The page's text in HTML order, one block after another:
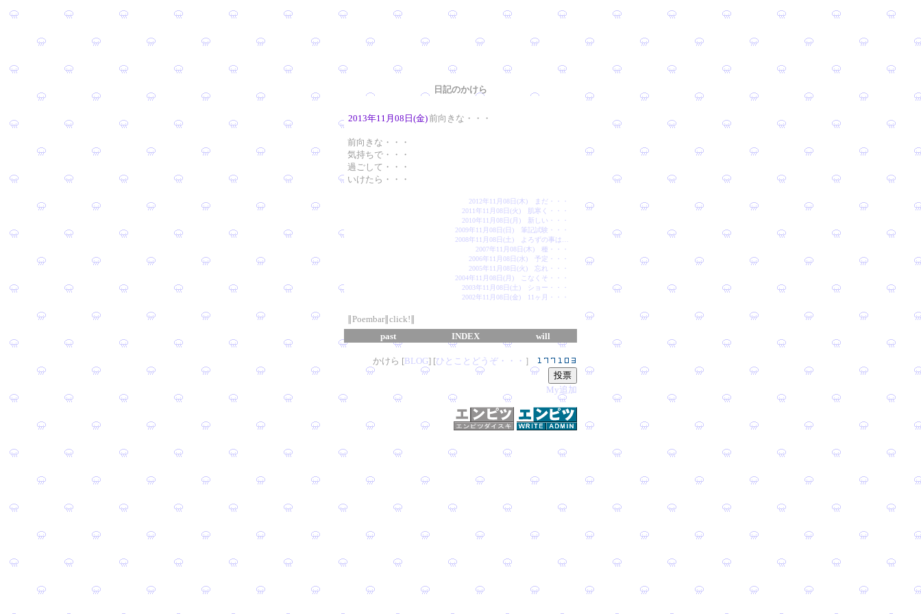
日記のかけら
2013年11月08日(金)前向きな・・・
前向きな・・・
気持ちで・・・
過ごして・・・
いけたら・・・
2012年11月08日(木) まだ・・・
2011年11月08日(火) 肌寒く・・・
2010年11月08日(月) 新しい・・・
2009年11月08日(日) 筆記試験・・・
2008年11月08日(土) よろずの事は…
2007年11月08日(木) 種・・・
2006年11月08日(水) 予定・・・
2005年11月08日(火) 忘れ・・・
2004年11月08日(月) こなくそ・・・
2003年11月08日(土) ショー・・・
2002年11月08日(金) 11ヶ月・・・
∥Poembar∥click!∥
past
INDEX will
かけら [BLOG] [ひとことどうぞ・・・ ］
My追加